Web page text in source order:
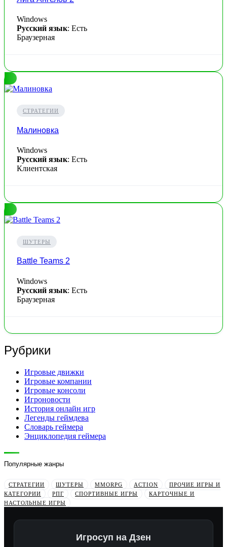
Windows
Русский язык: Есть
Браузерная
СТРАТЕГИИ
Малиновка
Windows
Русский язык: Есть
Клиентская
ШУТЕРЫ
Battle Teams 2
Windows
Русский язык: Есть
Браузерная
Рубрики
Игровые движки
Игровые компании
Игровые консоли
Игроновости
История онлайн игр
Легенды геймдева
Словарь геймера
Энциклопедия геймера
Популярные жанры
СТРАТЕГИИ ШУТЕРЫ MMORPG ACTION
ПРОЧИЕ ИГРЫ И
КАТЕГОРИИ
РПГ СПОРТИВНЫЕ ИГРЫ
КАРТОЧНЫЕ И
НАСТОЛЬНЫЕ ИГРЫ
Игросуп на Дзен